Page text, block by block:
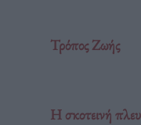
Τρόπος Ζωής
Η σκοτεινή